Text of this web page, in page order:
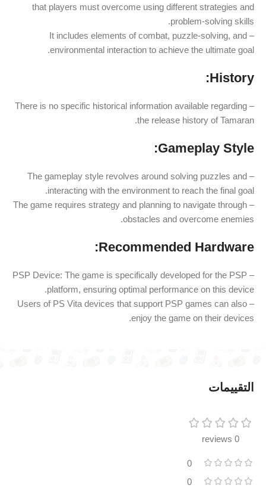
that players must overcome using different strategies and
problem-solving skills.
– It includes elements of combat, puzzle-solving, and
environmental interaction to achieve the ultimate goal.
History:
– There is no specific historical information available regarding
the release history of Tamaran.
Gameplay Style:
– The gameplay style revolves around solving puzzles and
interacting with the environment to reach the final goal.
– The game requires strategy and planning to navigate through
obstacles and overcome enemies.
Recommended Hardware:
– PSP Device: The game is specifically developed for the PSP
platform, ensuring optimal performance on this device.
– Users of PS Vita devices that support PSP games can also
enjoy the game on their devices.
التقييمات
0 reviews
0
0